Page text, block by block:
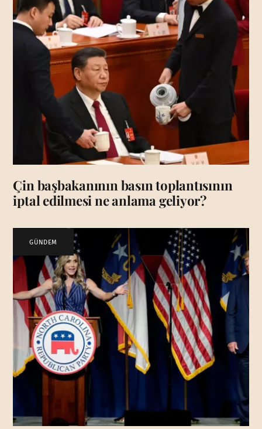
Çin başbakanının basın toplantısının
iptal edilmesi ne anlama geliyor?
GÜNDEM